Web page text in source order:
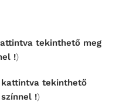
tekinthető meg
!)
kattintva tekinthető
!)